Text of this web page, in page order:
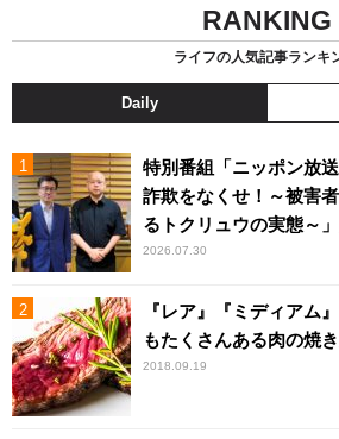
RANKING
ライフの人気記事ランキ
Daily
特別番組「ニッポン放
詐欺をなくせ！～被害
るトクリュウの実態～
2026.07.30
『レア』『ミディアム
もたくさんある肉の焼
2018.09.19